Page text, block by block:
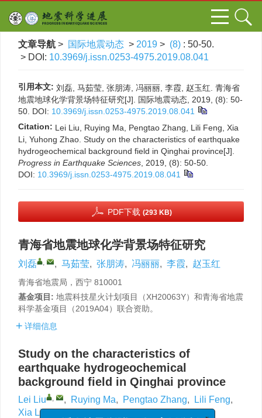
文章导航 > 国际地震动态 > 2019 > (8) : 50-50.
> DOI: 10.3969/j.issn.0253-4975.2019.08.041
引用本文: 刘磊, 马茹莹, 张朋涛, 冯丽丽, 李霞, 赵玉红. 青海省
地震地球化学背景场特征研究[J]. 国际地震动态, 2019, (8): 50-
50. DOI: 10.3969/j.issn.0253-4975.2019.08.041
Citation: Lei Liu, Ruying Ma, Pengtao Zhang, Lili Feng, Xia
Li, Yuhong Zhao. Study on the characteristics of earthquake
hydrogeochemical background field in Qinghai province[J].
Progress in Earthquake Sciences , 2019, (8): 50-50.
DOI: 10.3969/j.issn.0253-4975.2019.08.041
PDF下载 (293 KB)
青海省地震地球化学背景场特征研究
刘磊 , , 马茹莹, 张朋涛, 冯丽丽, 李霞, 赵玉红
青海省地震局，西宁 810001
基金项目: 地震科技星火计划项目（XH20063Y）和青海省地震
科学基金项目（2019A04）联合资助。
详细信息
Study on the characteristics of
earthquake hydrogeochemical
background field in Qinghai province
Lei Liu , , Ruying Ma, Pengtao Zhang, Lili Feng,
Xia Li, Yuhong Zhao